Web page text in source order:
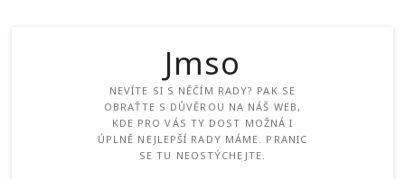
Jmso
NEVÍTE SI S NĚČÍM RADY? PAK SE
OBRAŤTE S DŮVĚROU NA NÁŠ WEB,
KDE PRO VÁS TY DOST MOŽNÁ I
ÚPLNĚ NEJLEPŠÍ RADY MÁME. PRANIC
SE TU NEOSTÝCHEJTE.